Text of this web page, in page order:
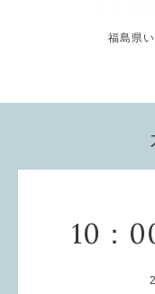
福島県
10：